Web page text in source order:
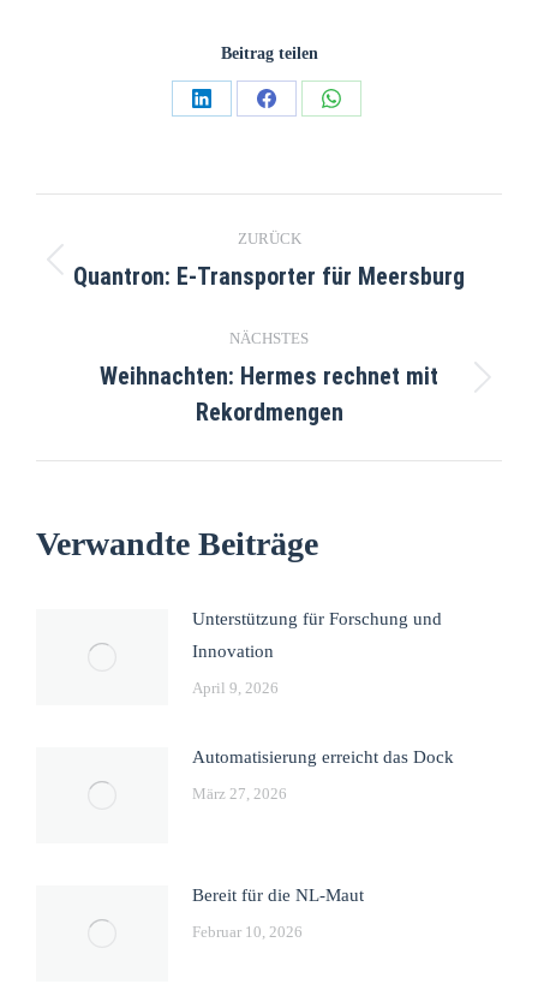
Beitrag teilen
ZURÜCK
Quantron: E-Transporter für Meersburg
NÄCHSTES
Weihnachten: Hermes rechnet mit
Rekordmengen
Verwandte Beiträge
Unterstützung für Forschung und
Innovation
April 9, 2026
Automatisierung erreicht das Dock
März 27, 2026
Bereit für die NL-Maut
Februar 10, 2026